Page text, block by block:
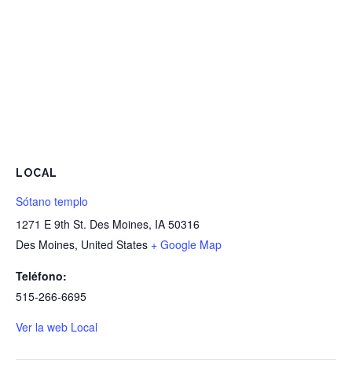
LOCAL
Sótano templo
1271 E 9th St. Des Moines, IA 50316
Des Moines, United States + Google Map
Teléfono:
515-266-6695
Ver la web Local